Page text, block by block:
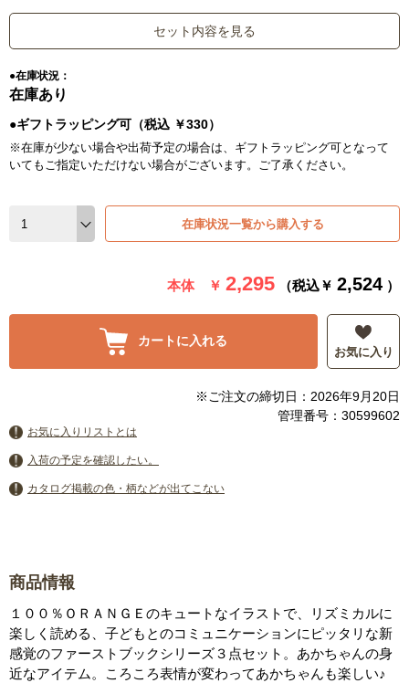
セット内容を見る
●在庫状況：
在庫あり
●ギフトラッピング可（税込 ￥330）
※在庫が少ない場合や出荷予定の場合は、ギフトラッピング可となって
いてもご指定いただけない場合がございます。ご了承ください。
在庫状況一覧から購入する
本体 ￥ 2,295 （税込￥ 2,524 ）
カートに入れる
お気に入り
※ご注文の締切日：2026年9月20日
管理番号：30599602
お気に入りリストとは
入荷の予定を確認したい。
カタログ掲載の色・柄などが出てこない
商品情報
１００％ＯＲＡＮＧＥのキュートなイラストで、リズミカルに
楽しく読める、子どもとのコミュニケーションにピッタリな新
感覚のファーストブックシリーズ３点セット。あかちゃんの身
近なアイテム。ころころ表情が変わってあかちゃんも楽しい♪